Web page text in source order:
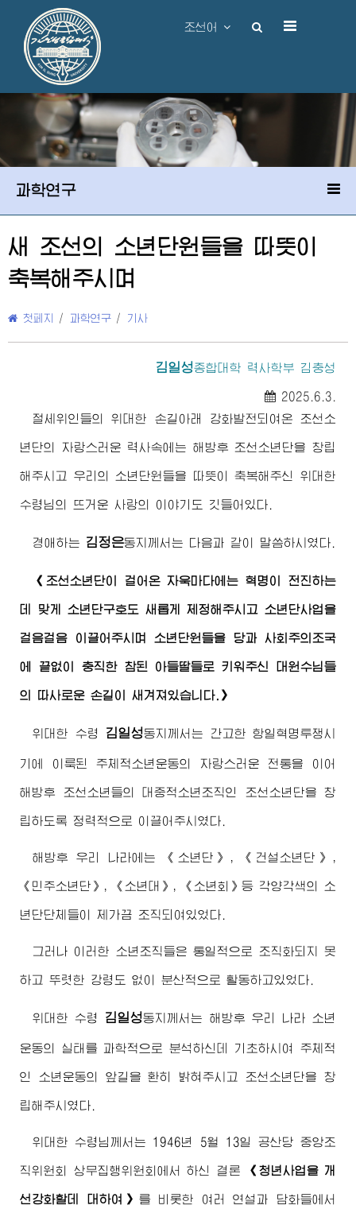
조선어
과학연구
새 조선의 소년단원들을 따뜻이
축복해주시며
첫페지 / 과학연구 / 기사
김일성종합대학 력사학부 김충성
2025.6.3.
절세위인 들의위대한 손길아래 강화발전되여온 조선소
년단의 자랑스러운 력사속에는 해방후 조선소년단을 창립
해주시고 우리의 소년단원들을 따뜻이 축복해주신 위대한
수령님 의 뜨거운 사랑의 이야기도 깃들어있다.
경애하는 김정은동지께서 는 다음과 같이 말씀하시였다.
《조선소년단이 걸어온 자욱마다에는 혁명이 전진하는
데 맞게 소년단구호도 새롭게 제정해주시고 소년단사업을
걸음걸음 이끌어주시며 소년단원들을 당과 사회주의조국
에 끝없이 충직한 참된 아들딸들로 키워주신 대원수님들
의 따사로운 손길이 새겨져있습니다.》
위대한 수령 김일성동지께서 는 간고한 항일혁명투쟁시
기에 이룩된 주체적소년운동의 자랑스러운 전통을 이어
해방후 조선소년들의 대중적소년조직인 조선소년단을 창
립하도록 정력적으로 이끌어주시였다.
해방후 우리 나라에는 《소년단》, 《건설소년단》,
《민주소년단》, 《소년대》, 《소년회》등 각양각색의 소
년단단체들이 제가끔 조직되여있었다.
그러나 이러한 소년조직들은 통일적으로 조직화되지 못
하고 뚜렷한 강령도 없이 분산적으로 활동하고있었다.
위대한 수령 김일성동지께서는 해방후 우리 나라 소년
운동의 실태를 과학적으로 분석하신데 기초하시여 주체적
인 소년운동의 앞길을 환히 밝혀주시고 조선소년단을 창
립해주시였다.
위대한 수령님께서는 1946년 5월 13일 공산당 중앙조
직위원회 상무집행위원회에서 하신 결론 《청년사업을 개
선강화할데 대하여》 를 비롯한 여러 연설과 담화들에서